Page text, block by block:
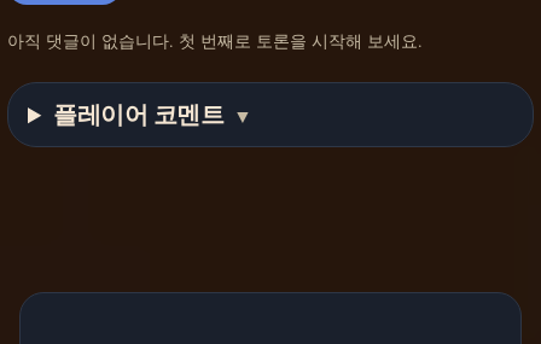
아직 댓글이 없습니다. 첫 번째로 토론을 시작해 보세요.
플레이어 코멘트 ▼